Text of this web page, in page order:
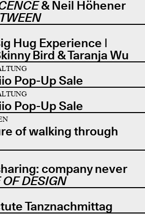
& Neil Höhener
Hug Experience |
Bird & Taranja Wu
Pop-Up Sale
Pop-Up Sale
of walking through
company never
OF DESIGN
Tanznachmittag